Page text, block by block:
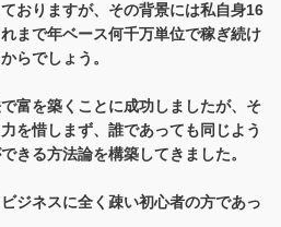
おりますが、その背景には私自身16
まで年ベース何千万単位で稼ぎ続け
らでしょう。
富を築くことに成功しましたが、そ
を惜しまず、誰であっても同じよう
きる方法論を構築してきました。
ジネスに全く疎い初心者の方であっ